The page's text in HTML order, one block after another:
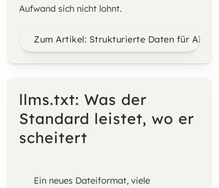
Aufwand sich nicht lohnt.
Zum Artikel: Strukturierte Daten für AI
llms.txt: Was der
Standard leistet, wo er
scheitert
Ein neues Dateiformat, viele